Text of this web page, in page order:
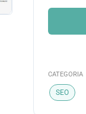
CATEGORIA
SEO